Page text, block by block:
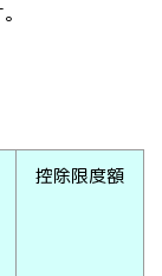
控除限度額